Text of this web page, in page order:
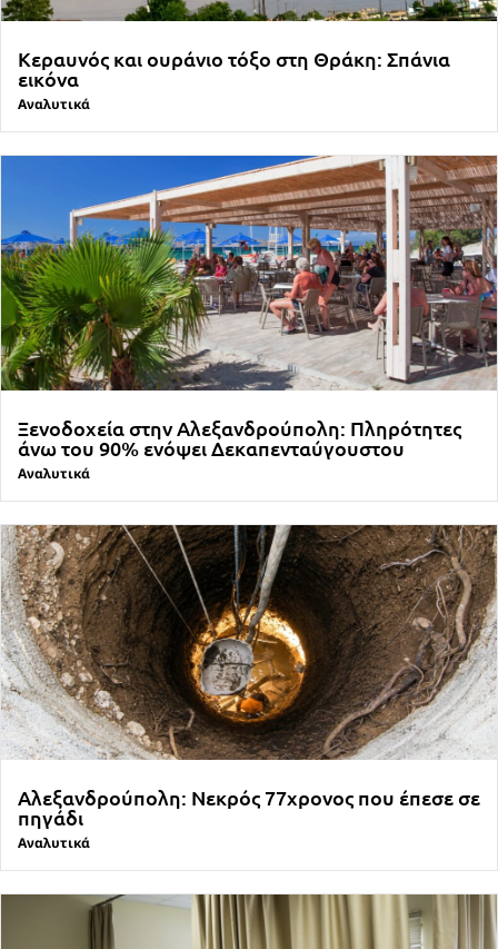
Κεραυνός και ουράνιο τόξο στη Θράκη: Σπάνια
εικόνα
Αναλυτικά
Ξενοδοχεία στην Αλεξανδρούπολη: Πληρότητες
άνω του 90% ενόψει Δεκαπενταύγουστου
Αναλυτικά
Αλεξανδρούπολη: Νεκρός 77χρονος που έπεσε σε
πηγάδι
Αναλυτικά